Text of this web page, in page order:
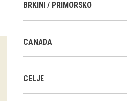
E-razstave
Arhiv razstav
BRKINI / PRIMORSKO
CANADA
CELJE